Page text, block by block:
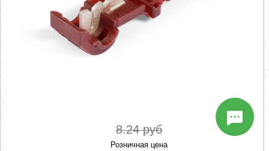
8.24 руб
Розничная цена